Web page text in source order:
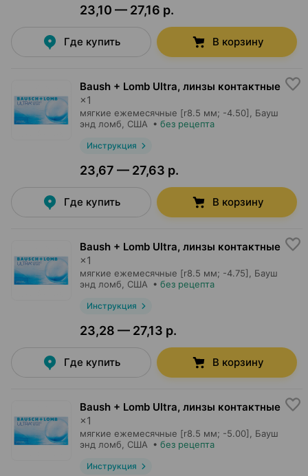
23,10 — 27,16 р.
Где купить В корзину
Baush + Lomb Ultra, линзы контактные
×1
мягкие ежемесячные [r8.5 мм; -4.50],
Бауш
энд ломб , США • без рецепта
Инструкция
23,67 — 27,63 р.
Где купить В корзину
Baush + Lomb Ultra, линзы контактные
×1
мягкие ежемесячные [r8.5 мм; -4.75],
Бауш
энд ломб , США • без рецепта
Инструкция
23,28 — 27,13 р.
Где купить В корзину
Baush + Lomb Ultra, линзы контактные
×1
мягкие ежемесячные [r8.5 мм; -5.00],
Бауш
энд ломб , США • без рецепта
Инструкция